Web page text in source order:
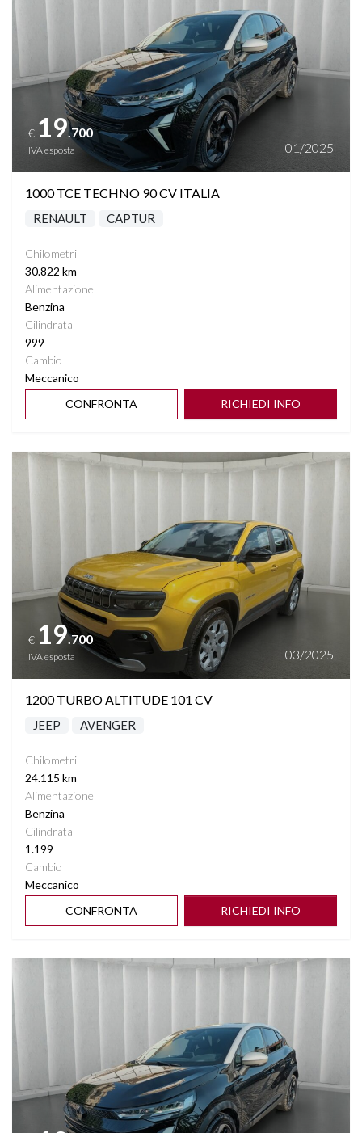
€ 19.700
IVA esposta 01/2025
1000 TCE TECHNO 90 CV ITALIA
RENAULT CAPTUR
Chilometri
30.822 km
Alimentazione
Benzina
Cilindrata
999
Cambio
Meccanico
CONFRONTA
RICHIEDI INFO
Vedi dettagli
€ 19.700
IVA esposta 03/2025
1200 TURBO ALTITUDE 101 CV
JEEP AVENGER
Chilometri
24.115 km
Alimentazione
Benzina
Cilindrata
1.199
Cambio
Meccanico
CONFRONTA
RICHIEDI INFO
Vedi dettagli